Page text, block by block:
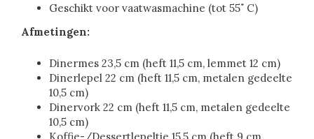
Geschikt voor vaatwasmachine (tot 55˚ C)
Afmetingen:
Dinermes 23,5 cm (heft 11,5 cm, lemmet 12 cm)
Dinerlepel 22 cm (heft 11,5 cm, metalen gedeelte
10,5 cm)
Dinervork 22 cm (heft 11,5 cm, metalen gedeelte
10,5 cm)